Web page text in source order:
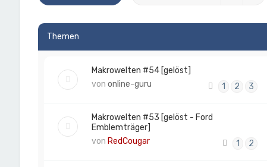
Themen
Makrowelten #54 [gelöst]
von online-guru 1 2 3
Makrowelten #53 [gelöst - Ford
Emblemträger]
von RedCougar 1 2